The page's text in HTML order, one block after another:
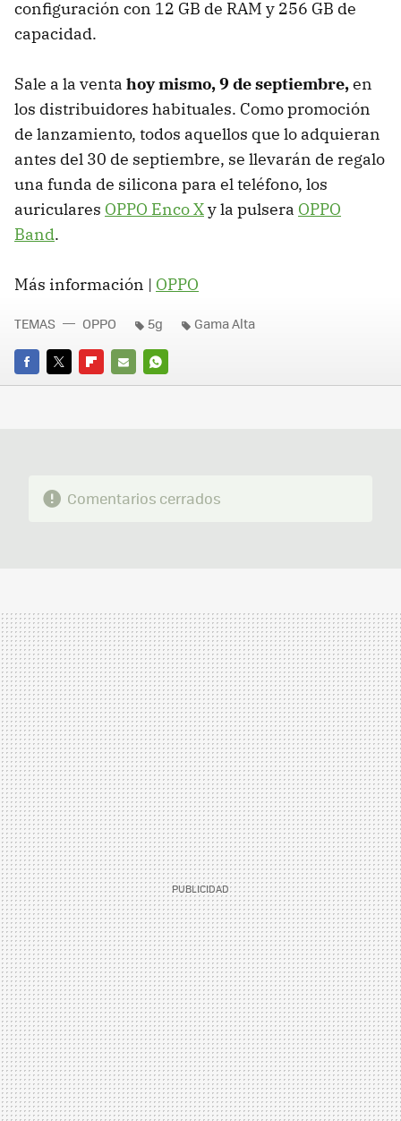
configuración con 12 GB de RAM y 256 GB de
capacidad.
Sale a la venta hoy mismo, 9 de septiembre,en
los distribuidores habituales. Como promoción
de lanzamiento, todos aquellos que lo adquieran
antes del 30 de septiembre, se llevarán de regalo
una funda de silicona para el teléfono, los
auriculares OPPO Enco Xy la pulsera OPPO
Band.
Más información | OPPO
FACEBOOK
TWITTERFLIPBOARD
E-
WHATSAPP
TEMAS OPPO 5g Gama Alta
Comentarios cerrados